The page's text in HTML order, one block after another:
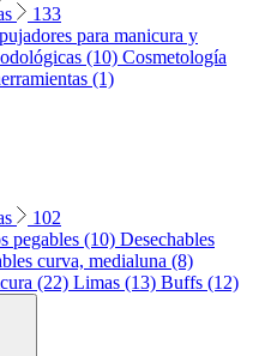
133
para manicura y
(10) Cosmetología
(1)
102
pegables (10) Desechables
curva, medialuna (8)
(22) Limas (13) Buffs (12)